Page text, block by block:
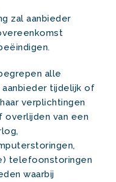
zal aanbieder
alle
tijdelijk of
verplichtingen
van een
telefoonstoringen
waarbij